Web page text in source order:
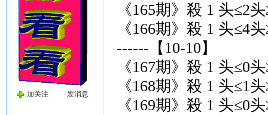
加关注 发消息
《165期》殺 1 头≤2
《166期》殺 1 头≤4
------【10-10】
《167期》殺 1 头≤0
《168期》殺 1 头≤1
《169期》殺 1 头≤0